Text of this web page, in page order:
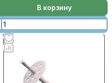
В корзину